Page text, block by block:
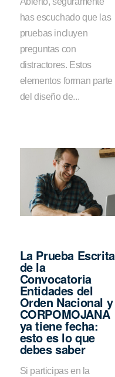
has escuchado que las
pruebas incluyen
preguntas con
distractores. Estos
elementos forman parte
del diseño de...
La Prueba Escrita
de la
Convocatoria
Entidades del
Orden Nacional y
CORPOMOJANA
ya tiene fecha:
esto es lo que
debes saber
Si participas en la